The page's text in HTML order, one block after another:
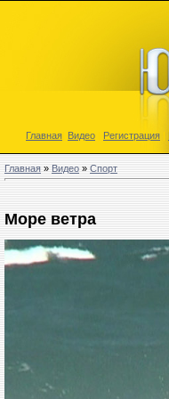
Главная Видео Регистрация
Главная»Видео»Спорт
Море ветра